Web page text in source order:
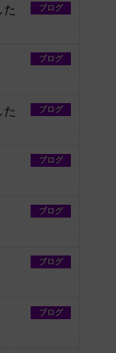
ブログ
た
ブログ
ブログ
た
ブログ
ブログ
ブログ
ブログ